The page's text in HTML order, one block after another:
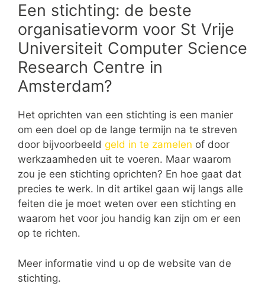
Een stichting: de beste
organisatievorm voor St Vrije
Universiteit Computer Science
Research Centre in
Amsterdam?
Het oprichten van een stichting is een manier
om een doel op de lange termijn na te streven
door bijvoorbeeld geld in te zamelen of door
werkzaamheden uit te voeren. Maar waarom
zou je een stichting oprichten? En hoe gaat dat
precies te werk. In dit artikel gaan wij langs alle
feiten die je moet weten over een stichting en
waarom het voor jou handig kan zijn om er een
op te richten.
Meer informatie vind u op de website van de
stichting.